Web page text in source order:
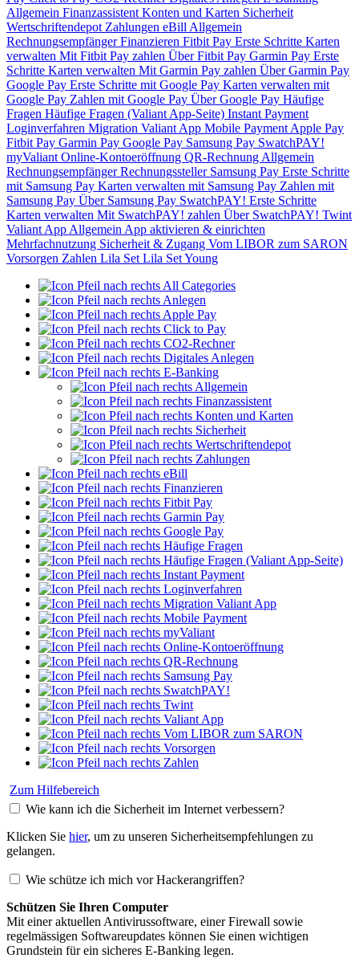
Allgemein Finanzassistent Konten und Karten Sicherheit
Wertschriftendepot Zahlungen eBill Allgemein
RechnungsempfängerFinanzieren Fitbit Pay Erste Schritte Karten
verwalten Mit Fitbit Pay zahlen Über Fitbit Pay Garmin Pay Erste
Schritte Karten verwalten Mit Garmin Pay zahlen Über Garmin Pay
Google Pay Erste Schritte mit Google Pay Karten verwalten mit
Google Pay Zahlen mit Google Pay Über Google Pay Häufige
Fragen Häufige Fragen (Valiant App-Seite) Instant Payment
Loginverfahren Migration Valiant App Mobile Payment Apple Pay
Fitbit Pay Garmin Pay Google Pay Samsung Pay SwatchPAY!
myValiant Online-Kontoeröffnung QR-Rechnung Allgemein
RechnungsempfängerRechnungssteller Samsung Pay Erste Schritte
mit Samsung Pay Karten verwalten mit Samsung Pay Zahlen mit
Samsung Pay Über Samsung Pay SwatchPAY! Erste Schritte
Karten verwalten Mit SwatchPAY! zahlen Über SwatchPAY! Twint
Valiant App Allgemein App aktivieren & einrichten
Mehrfachnutzung Sicherheit & Zugang Vom LIBOR zum SARON
Vorsorgen Zahlen Lila Set Lila Set Young
All Categories
Anlegen
Apple Pay
Click to Pay
CO2-Rechner
Digitales Anlegen
E-Banking
Allgemein
Finanzassistent
Konten und Karten
Sicherheit
Wertschriftendepot
Zahlungen
eBill
Finanzieren
Fitbit Pay
Garmin Pay
Google Pay
Häufige Fragen
Häufige Fragen (Valiant App-Seite)
Instant Payment
Loginverfahren
Migration Valiant App
Mobile Payment
myValiant
Online-Kontoeröffnung
QR-Rechnung
Samsung Pay
SwatchPAY!
Twint
Valiant App
Vom LIBOR zum SARON
Vorsorgen
Zahlen
Zum Hilfebereich
Wie kann ich die Sicherheit im Internet verbessern?
Klicken Sie hier, um zu unseren Sicherheitsempfehlungen zu
gelangen.
Wie schütze ich mich vor Hackerangriffen?
Schützen Sie Ihren Computer
Mit einer aktuellen Antivirussoftware, einer Firewall sowie
regelmässigen Softwareupdates können Sie einen wichtigen
Grundstein für ein sicheres E-Banking legen.